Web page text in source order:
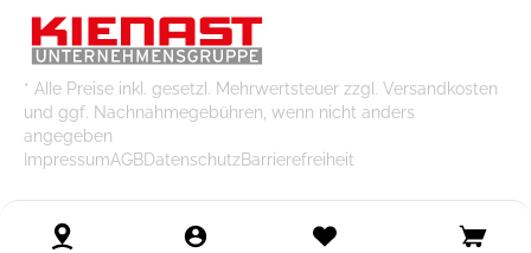
* Alle Preise inkl. gesetzl. Mehrwertsteuer zzgl. Versandkosten
und ggf. Nachnahmegebühren, wenn nicht anders
angegeben
ImpressumAGBDatenschutzBarrierefreiheit